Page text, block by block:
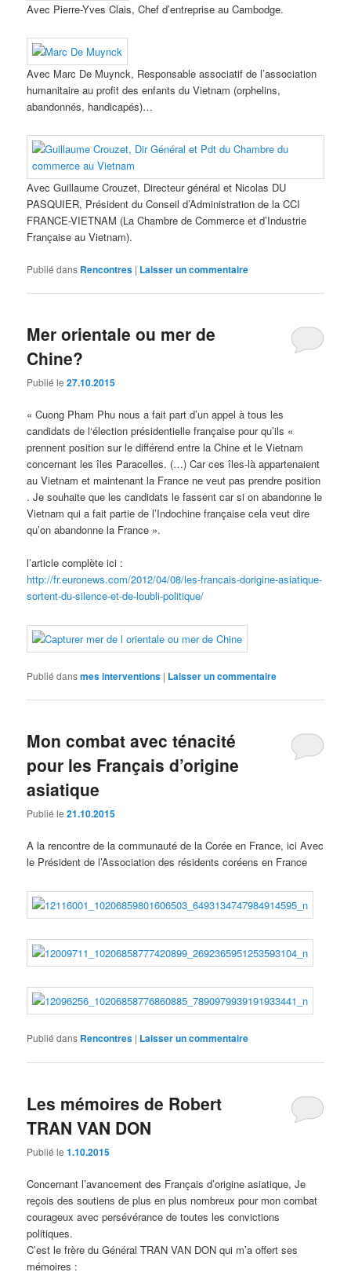
Avec Pierre-Yves Clais, Chef d’entreprise au Cambodge.
Avec Marc De Muynck, Responsable associatif de l’association
humanitaire au profit des enfants du Vietnam (orphelins,
abandonnés, handicapés)…
Avec Guillaume Crouzet, Directeur général et Nicolas DU
PASQUIER, Président du Conseil d’Administration de la CCI
FRANCE-VIETNAM (La Chambre de Commerce et d’Industrie
Française au Vietnam).
Publié dans Rencontres | Laisser un commentaire
Mer orientale ou mer de
Chine?
Publié le27.10.2015
« Cuong Pham Phu nous a fait part d’un appel à tous les
candidats de l‘élection présidentielle française pour qu’ils «
prennent position sur le différend entre la Chine et le Vietnam
concernant les îles Paracelles. (…) Car ces îles-là appartenaient
au Vietnam et maintenant la France ne veut pas prendre position
. Je souhaite que les candidats le fassent car si on abandonne le
Vietnam qui a fait partie de l’Indochine française cela veut dire
qu’on abandonne la France ».
l’article complète ici :
http://fr.euronews.com/2012/04/08/les-francais-dorigine-asiatique-
sortent-du-silence-et-de-loubli-politique/
Publié dansmes interventions | Laisser un commentaire
Mon combat avec ténacité
pour les Français d’origine
asiatique
Publié le21.10.2015
A la rencontre de la communauté de la Corée en France, ici Avec
le Président de l’Association des résidents coréens en France
Publié dans Rencontres | Laisser un commentaire
Les mémoires de Robert
TRAN VAN DON
Publié le1.10.2015
Concernant l’avancement des Français d’origine asiatique, Je
reçois des soutiens de plus en plus nombreux pour mon combat
courageux avec persévérance de toutes les convictions
politiques.
C’est le frère du Général TRAN VAN DON qui m’a offert ses
mémoires :